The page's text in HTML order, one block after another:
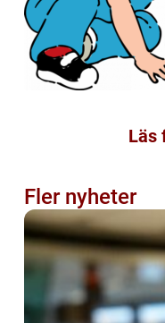
Läs
Fler nyheter